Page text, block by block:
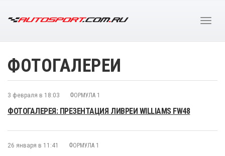
ФОТОГАЛЕРЕИ
3 февраля в 18:03 ФОРМУЛА 1
ФОТОГАЛЕРЕЯ: ПРЕЗЕНТАЦИЯ ЛИВРЕИ WILLIAMS FW48
26 января в 11:41 ФОРМУЛА 1